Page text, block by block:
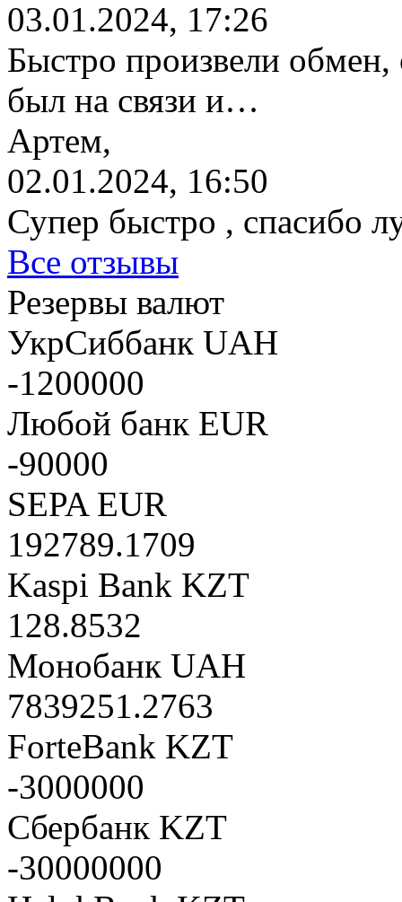
03.01.2024, 17:26
Быстро произвели обмен,
был на связи и…
Артем,
02.01.2024, 16:50
Супер быстро , спасибо
Все отзывы
Резервы валют
УкрСиббанк UAH
-1200000
Любой банк EUR
-90000
SEPA EUR
192789.1709
Kaspi Bank KZT
128.8532
Монобанк UAH
7839251.2763
ForteBank KZT
-3000000
Сбербанк KZT
-30000000